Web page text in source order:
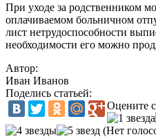
При уходе за родственником
оплачиваемом больничном
лист нетрудоспособности
необходимости его можно
Автор:
Иван Иванов
Поделись статьей:
Оцените
(Нет